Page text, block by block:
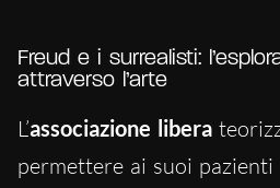
Freud e i surrealisti:
attraverso l’arte
L’associazione libera
permettere ai suoi